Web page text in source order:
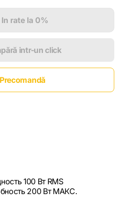
In rate la 0%
intr-un click
Precomandă
100 Вт RMS
200 Вт МАКС.